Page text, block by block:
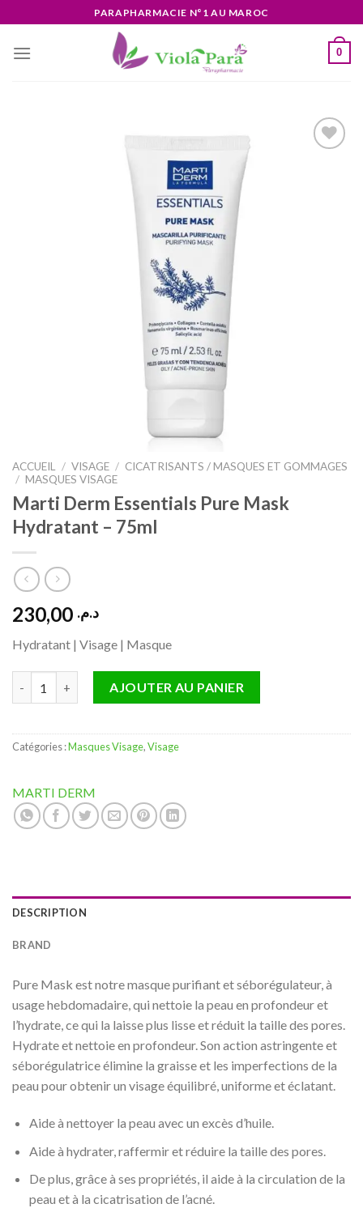
to
content
PARAPHARMACIE N°1 AU MAROC
0
ACCUEIL / VISAGE / CICATRISANTS / MASQUES ET GOMMAGES
/ MASQUES VISAGE
Marti Derm Essentials Pure Mask
Hydratant – 75ml
د.م.
Hydratant | Visage | Masque
AJOUTER AU PANIER
Catégories :Masques Visage,Visage
MARTI DERM
DESCRIPTION
BRAND
Pure Mask est notre masque purifiant et séborégulateur, à
usage hebdomadaire, qui nettoie la peau en profondeur et
l’hydrate, ce qui la laisse plus lisse et réduit la taille des pores.
Hydrate et nettoie en profondeur. Son action astringente et
séborégulatrice élimine la graisse et les imperfections de la
peau pour obtenir un visage équilibré, uniforme et éclatant.
Aide à nettoyer la peau avec un excès d’huile.
Aide à hydrater, raffermir et réduire la taille des pores.
De plus, grâce à ses propriétés, il aide à la circulation de la
peau et à la cicatrisation de l’acné.